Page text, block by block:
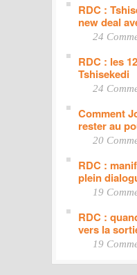
RDC :
new deal
24
RDC : les
Tshisekedi
24
Comment
rester au
20
RDC :
plein
19
RDC :
vers la
19